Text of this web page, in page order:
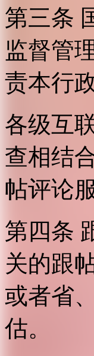
第三条
监督管
责本行
各级互
查相结
帖评论
第四条
关的跟
或者省
估。